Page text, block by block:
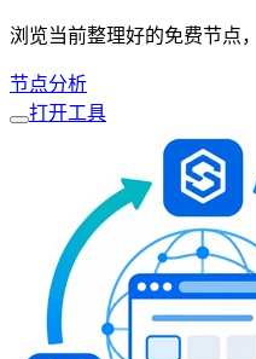
浏览当前整理好的免费节点
节点分析
打开工具